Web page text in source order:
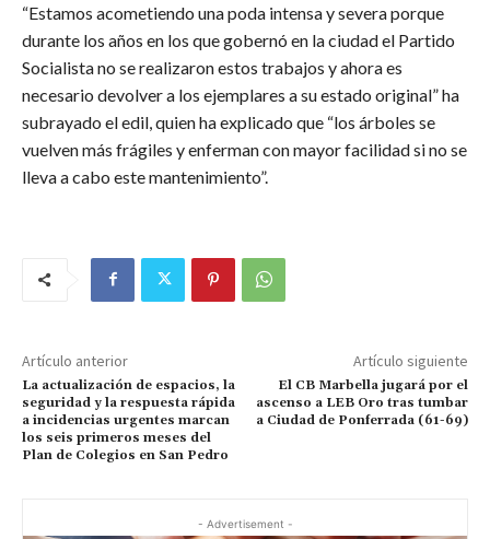
“Estamos acometiendo una poda intensa y severa porque
durante los años en los que gobernó en la ciudad el Partido
Socialista no se realizaron estos trabajos y ahora es
necesario devolver a los ejemplares a su estado original” ha
subrayado el edil, quien ha explicado que “los árboles se
vuelven más frágiles y enferman con mayor facilidad si no se
lleva a cabo este mantenimiento”.
Artículo anterior
La actualización de espacios, la
seguridad y la respuesta rápida
a incidencias urgentes marcan
los seis primeros meses del
Plan de Colegios en San Pedro
Artículo siguiente
El CB Marbella jugará por el
ascenso a LEB Oro tras tumbar
a Ciudad de Ponferrada (61-69)
- Advertisement -